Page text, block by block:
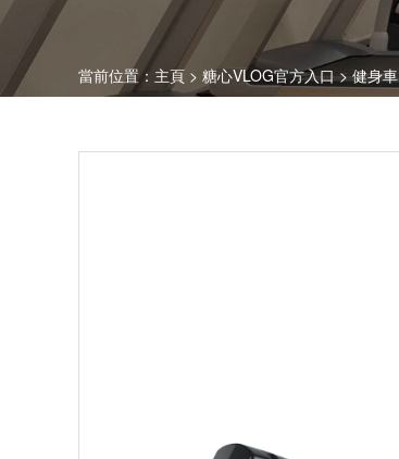
當前位置： 主頁 > 糖心VLOG官方入口> 健身車